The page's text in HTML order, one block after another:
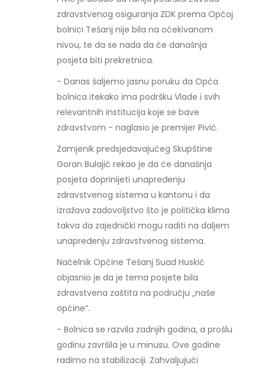
zdravstvenog osiguranja ZDK prema Općoj
bolnici Tešanj nije bila na očekivanom
nivou, te da se nada da će današnja
posjeta biti prekretnica.
- Danas šaljemo jasnu poruku da Opća
bolnica itekako ima podršku Vlade i svih
relevantnih institucija koje se bave
zdravstvom - naglasio je premijer Pivić.
Zamjenik predsjedavajućeg Skupštine
Goran Bulajić rekao je da će današnja
posjeta doprinijeti unapređenju
zdravstvenog sistema u kantonu i da
izražava zadovoljstvo što je politička klima
takva da zajednički mogu raditi na daljem
unapređenju zdravstvenog sistema.
Načelnik Općine Tešanj Suad Huskić
objasnio je da je tema posjete bila
zdravstvena zaštita na području „naše
općine“.
- Bolnica se razvila zadnjih godina, a prošlu
godinu završila je u minusu. Ove godine
radimo na stabilizaciji. Zahvaljujući